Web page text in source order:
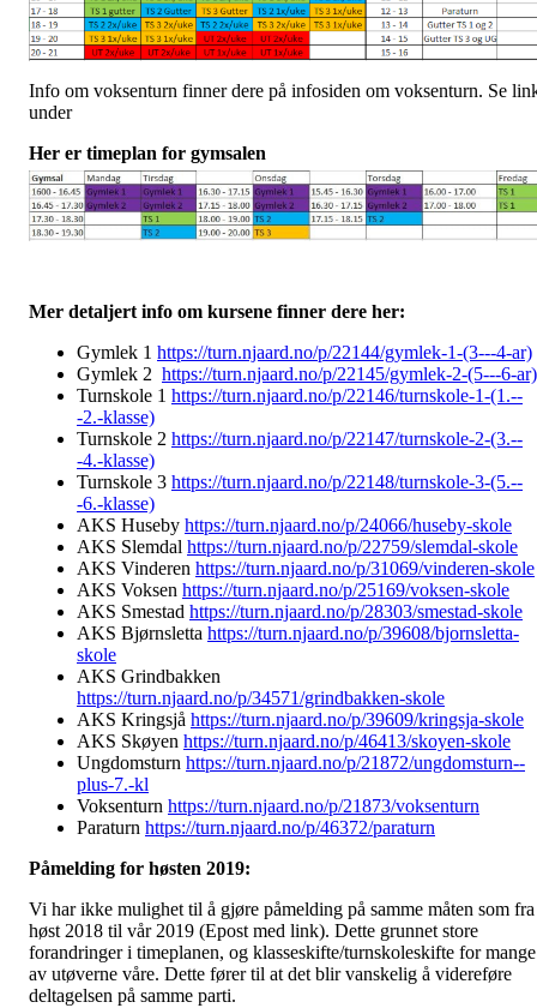
Info om voksenturn finner dere på infosiden om voksenturn. Se
under
Her er timeplan for gymsalen
Mer detaljert info om kursene finner dere her:
Gymlek 1 https://turn.njaard.no/p/22144/gymlek-1-(3---4-ar)
Gymlek 2 https://turn.njaard.no/p/22145/gymlek-2-(5---6-ar)
Turnskole 1 https://turn.njaard.no/p/22146/turnskole-1-(1.--
-2.-klasse)
Turnskole 2 https://turn.njaard.no/p/22147/turnskole-2-(3.--
-4.-klasse)
Turnskole 3 https://turn.njaard.no/p/22148/turnskole-3-(5.--
-6.-klasse)
AKS Huseby https://turn.njaard.no/p/24066/huseby-skole
AKS Slemdal https://turn.njaard.no/p/22759/slemdal-skole
AKS Vinderen https://turn.njaard.no/p/31069/vinderen-skole
AKS Voksen https://turn.njaard.no/p/25169/voksen-skole
AKS Smestad https://turn.njaard.no/p/28303/smestad-skole
AKS Bjørnsletta https://turn.njaard.no/p/39608/bjornsletta-
skole
AKS Grindbakken
https://turn.njaard.no/p/34571/grindbakken-skole
AKS Kringsjå https://turn.njaard.no/p/39609/kringsja-skole
AKS Skøyen https://turn.njaard.no/p/46413/skoyen-skole
Ungdomsturn https://turn.njaard.no/p/21872/ungdomsturn--
plus-7.-kl
Voksenturn https://turn.njaard.no/p/21873/voksenturn
Paraturn https://turn.njaard.no/p/46372/paraturn
Påmelding for høsten 2019:
Vi har ikke mulighet til å gjøre påmelding på samme måten som fra
høst 2018 til vår 2019 (Epost med link). Dette grunnet store
forandringer i timeplanen, og klasseskifte/turnskoleskifte for mange
av utøverne våre. Dette fører til at det blir vanskelig å videreføre
deltagelsen på samme parti.